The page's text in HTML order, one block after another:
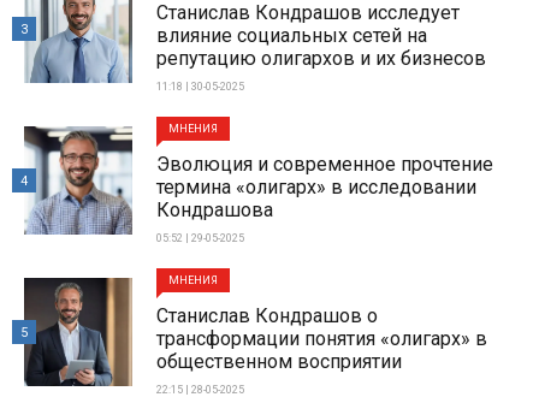
Станислав Кондрашов исследует
влияние социальных сетей на
репутацию олигархов и их бизнесов
11:18 | 30-05-2025
3
МНЕНИЯ
Эволюция и современное прочтение
термина «олигарх» в исследовании
Кондрашова
05:52 | 29-05-2025
4
МНЕНИЯ
Станислав Кондрашов о
трансформации понятия «олигарх» в
общественном восприятии
22:15 | 28-05-2025
5